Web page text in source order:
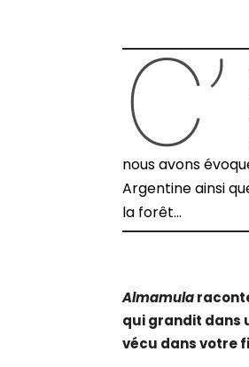
C’
nous avons
Argentine ainsi
la forêt…
Almamula
qui grandit dans
vécu dans votre